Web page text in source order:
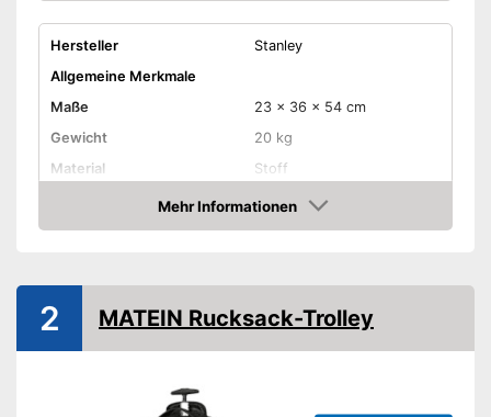
Hersteller
Stanley
Allgemeine Merkmale
Maße
23 x 36 x 54 cm
Gewicht
20 kg
Material
Stoff
Netztaschen
Schultergurte gepolstert
Mehr Informationen
Amazon
2 MATEIN Rucksack-Trolley